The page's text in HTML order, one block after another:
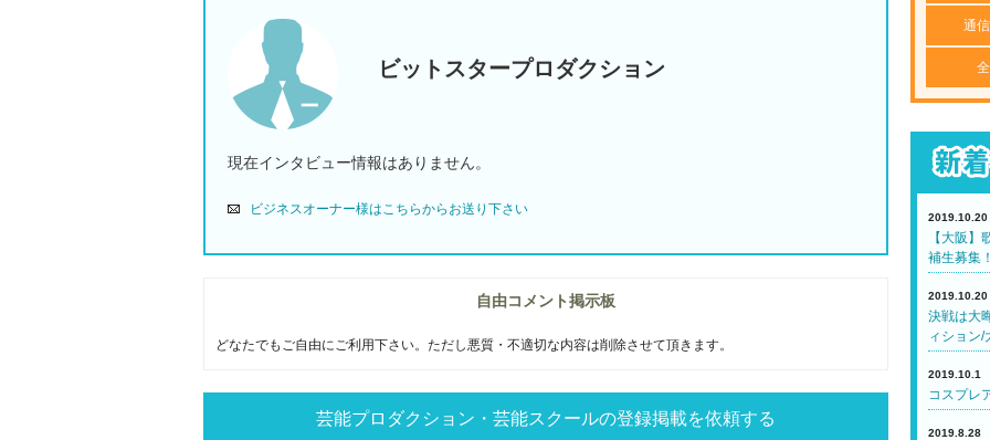
ビットスタープロダクション
現在インタビュー情報はありません。
ビジネスオーナー様はこちらからお送り下さい
自由コメント掲示板
どなたでもご自由にご利用下さい。ただし悪質・不適切な内容は削除させて頂きます。
芸能プロダクション・芸能スクールの登録掲載を依頼する
通
2019.10.20
【大阪
補生募集
2019.10.20
決戦は大
ィション/
2019.10.1
コスプレ
2019.8.28